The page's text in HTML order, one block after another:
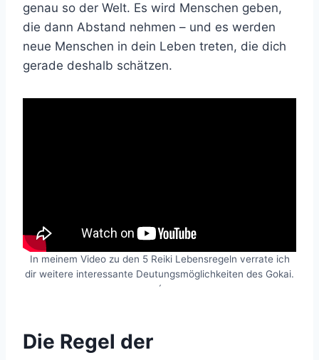
genau so der Welt. Es wird Menschen geben,
die dann Abstand nehmen – und es werden
neue Menschen in dein Leben treten, die dich
gerade deshalb schätzen.
In meinem Video zu den 5 Reiki Lebensregeln verrate ich
dir weitere interessante Deutungsmöglichkeiten des Gokai.
´
Die Regel der